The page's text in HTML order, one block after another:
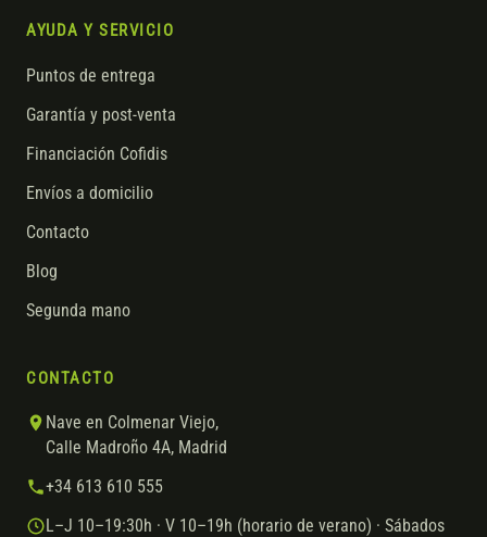
AYUDA Y SERVICIO
Puntos de entrega
Garantía y post-venta
Financiación Cofidis
Envíos a domicilio
Contacto
Blog
Segunda mano
CONTACTO
Nave en Colmenar Viejo,
Calle Madroño 4A, Madrid
+34 613 610 555
L–J 10–19:30h · V 10–19h (horario de verano) · Sábados